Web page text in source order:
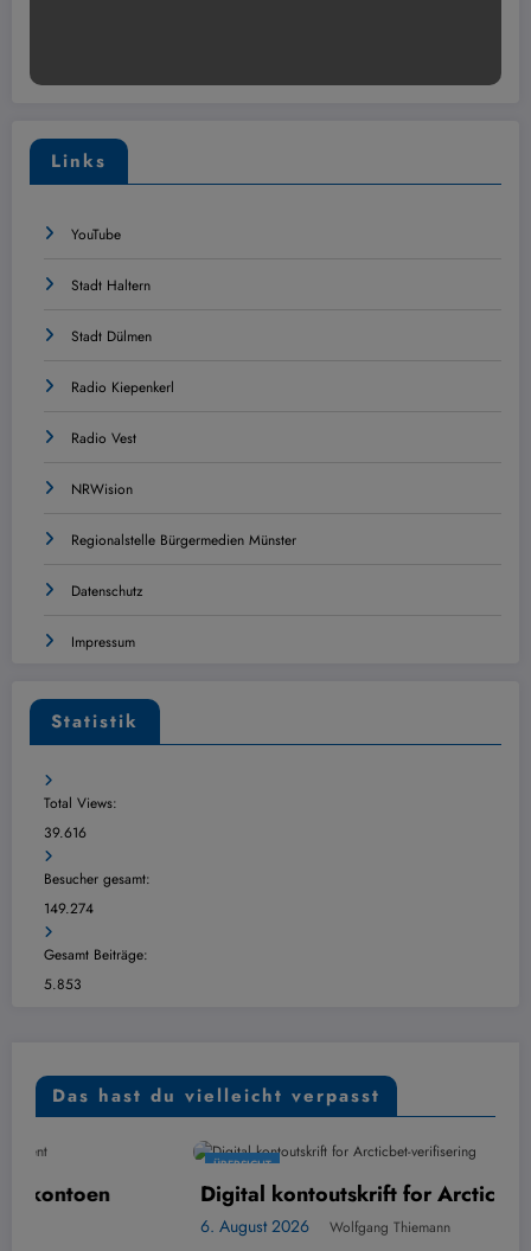
Links
YouTube
Stadt Haltern
Stadt Dülmen
Radio Kiepenkerl
Radio Vest
NRWision
Regionalstelle Bürgermedien Münster
Datenschutz
Impressum
Statistik
Total Views:
39.616
Besucher gesamt:
149.274
Gesamt Beiträge:
5.853
Das hast du vielleicht verpasst
Digital kontoutskrift for Arcticbet-verifisering
Wolfgang Thiemann